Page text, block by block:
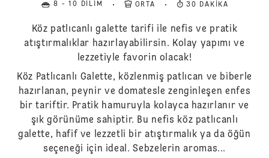
8 - 10 DILIM ORTA 30 DAKIKA
Köz patlıcanlı galette tarifi ile nefis ve pratik
atıştırmalıklar hazırlayabilirsin. Kolay yapımı ve
lezzetiyle favorin olacak!
Köz Patlıcanlı Galette, közlenmiş patlıcan ve biberle
hazırlanan, peynir ve domatesle zenginleşen enfes
bir tariftir. Pratik hamuruyla kolayca hazırlanır ve
şık görünüme sahiptir. Bu nefis köz patlıcanlı
galette, hafif ve lezzetli bir atıştırmalık ya da öğün
seçeneği için ideal. Sebzelerin aromas...